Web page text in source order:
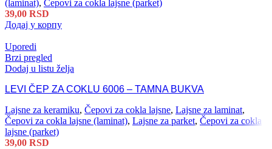
(laminat), Čepovi za cokla lajsne (parket)
39,00 RSD
Додај у корпу
Uporedi
Brzi pregled
Dodaj u listu želja
LEVI ČEP ZA COKLU 6006 – TAMNA BUKVA
Lajsne za keramiku, Čepovi za cokla lajsne, Lajsne za laminat,
Čepovi za cokla lajsne (laminat), Lajsne za parket, Čepovi za cokla
lajsne (parket)
39,00 RSD